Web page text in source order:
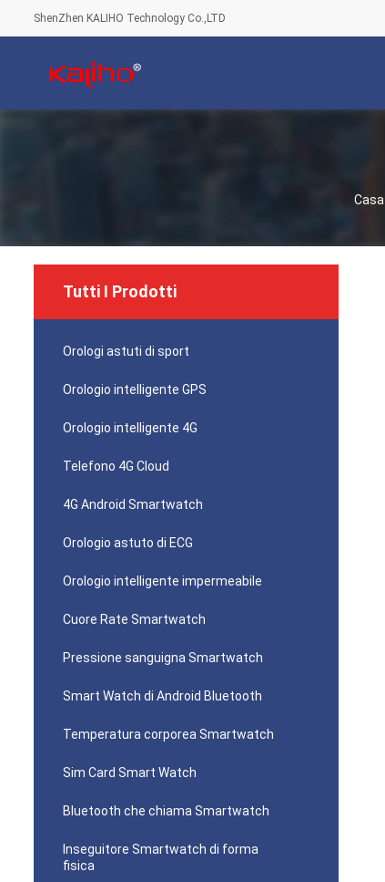
ShenZhen KALIHO Technology Co.,LTD
Casa
Tutti I Prodotti
Orologi astuti di sport
Orologio intelligente GPS
Orologio intelligente 4G
Telefono 4G Cloud
4G Android Smartwatch
Orologio astuto di ECG
Orologio intelligente impermeabile
Cuore Rate Smartwatch
Pressione sanguigna Smartwatch
Smart Watch di Android Bluetooth
Temperatura corporea Smartwatch
Sim Card Smart Watch
Bluetooth che chiama Smartwatch
Inseguitore Smartwatch di forma
fisica